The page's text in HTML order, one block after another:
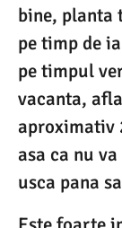
bine, planta
pe timp de
pe timpul
vacanta,
aproximativ
asa ca nu
usca pana